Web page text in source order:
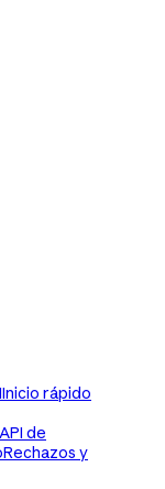
Inicio rápido
de
Rechazos y